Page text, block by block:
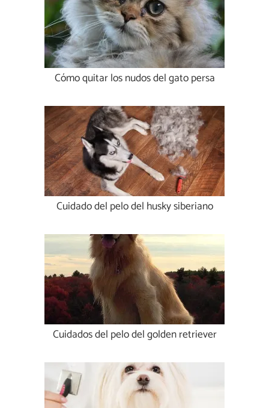
Cómo quitar los nudos del gato persa
Cuidado del pelo del husky siberiano
Cuidados del pelo del golden retriever